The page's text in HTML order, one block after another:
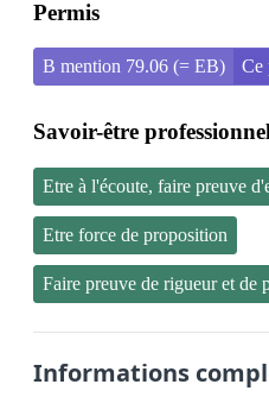
Permis
B mention 79.06 (= EB) Ce
Savoir-être
Etre à l'écoute, faire preuve
Etre force de proposition
Faire preuve de rigueur et de
Informations